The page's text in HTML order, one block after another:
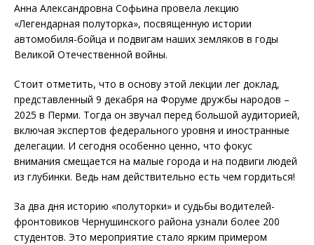
Анна Александровна Софьина провела лекцию
«Легендарная полуторка», посвященную истории
автомобиля-бойца и подвигам наших земляков в годы
Великой Отечественной войны.
Стоит отметить, что в основу этой лекции лег доклад,
представленный 9 декабря на Форуме дружбы народов –
2025 в Перми. Тогда он звучал перед большой аудиторией,
включая экспертов федерального уровня и иностранные
делегации. И сегодня особенно ценно, что фокус
внимания смещается на малые города и на подвиги людей
из глубинки. Ведь нам действительно есть чем гордиться!
За два дня историю «полуторки» и судьбы водителей-
фронтовиков Чернушинского района узнали более 200
студентов. Это мероприятие стало ярким примером